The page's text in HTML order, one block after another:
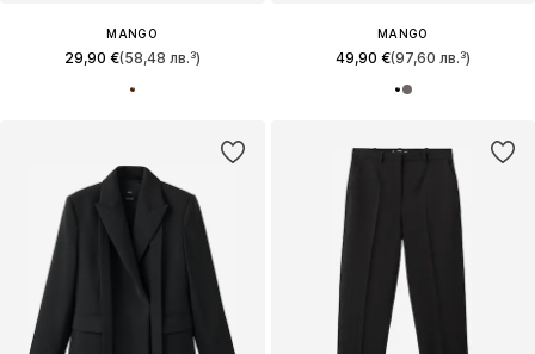
MANGO
29,90 €(58,48 лв.³)
MANGO
49,90 €(97,60 лв.³)